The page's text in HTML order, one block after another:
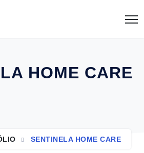
HOME CARE
SENTINELA HOME CARE